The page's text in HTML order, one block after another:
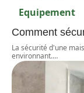
Equipement
Comment
La sécurité d'une
environnant.…